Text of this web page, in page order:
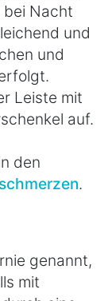
bei Nacht
und
und
Leiste mit
auf.
den
.
genannt,
mit